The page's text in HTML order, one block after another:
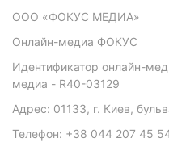
ООО «ФОКУС МЕДИА»
Онлайн-медиа ФОКУС
Идентификатор онлайн-
медиа - R40-03129
Адрес: 01133, г. Киев,
Телефон: +38 044 207 45